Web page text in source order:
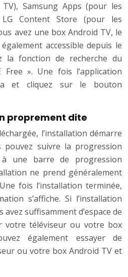
Samsung Apps (pour les
LG Content Store (pour les
avez une box Android TV, le
accessible depuis le
la fonction de recherche du
». Une fois l’application
la et cliquez sur le bouton
proprement dite
l’installation démarre
pouvez suivre la progression
à une barre de progression
ne prend généralement
fois l’installation terminée,
s’affiche. Si l’installation
suffisamment d’espace de
votre téléviseur ou votre box
également essayer de
ou votre box Android TV et